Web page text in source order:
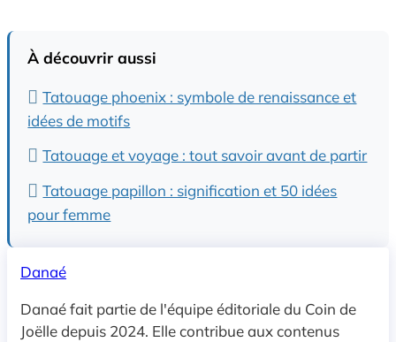
À découvrir aussi
Tatouage phoenix : symbole de renaissance et
idées de motifs
Tatouage et voyage : tout savoir avant de partir
Tatouage papillon : signification et 50 idées
pour femme
Danaé
Danaé fait partie de l'équipe éditoriale du Coin de
Joëlle depuis 2024. Elle contribue aux contenus